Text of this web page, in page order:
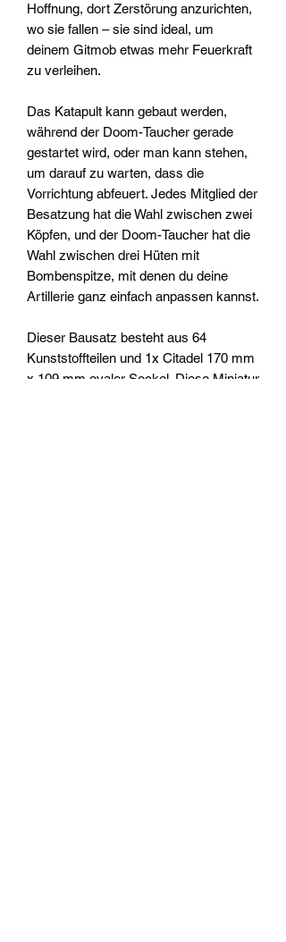
Hoffnung, dort Zerstörung anzurichten,
wo sie fallen – sie sind ideal, um
deinem Gitmob etwas mehr Feuerkraft
zu verleihen.
Das Katapult kann gebaut werden,
während der Doom-Taucher gerade
gestartet wird, oder man kann stehen,
um darauf zu warten, dass die
Vorrichtung abfeuert. Jedes Mitglied der
Besatzung hat die Wahl zwischen zwei
Köpfen, und der Doom-Taucher hat die
Wahl zwischen drei Hüten mit
Bombenspitze, mit denen du deine
Artillerie ganz einfach anpassen kannst.
Dieser Bausatz besteht aus 64
Kunststoffteilen und 1x Citadel 170 mm
x 109 mm ovaler Sockel. Diese Miniatur